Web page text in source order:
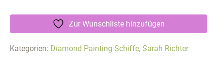
Zur Wunschliste hinzufügen
Kategorien: Diamond Painting Schiffe, Sarah Richter